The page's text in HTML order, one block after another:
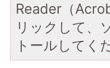
Reader（
リックして、
トールしてく